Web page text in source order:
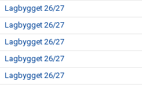
Lagbygget 26/27
Lagbygget 26/27
Lagbygget 26/27
Lagbygget 26/27
Lagbygget 26/27